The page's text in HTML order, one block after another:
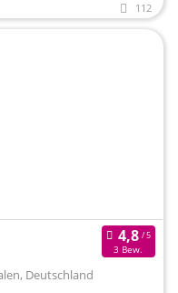
112
3 Bew.
Deutschland